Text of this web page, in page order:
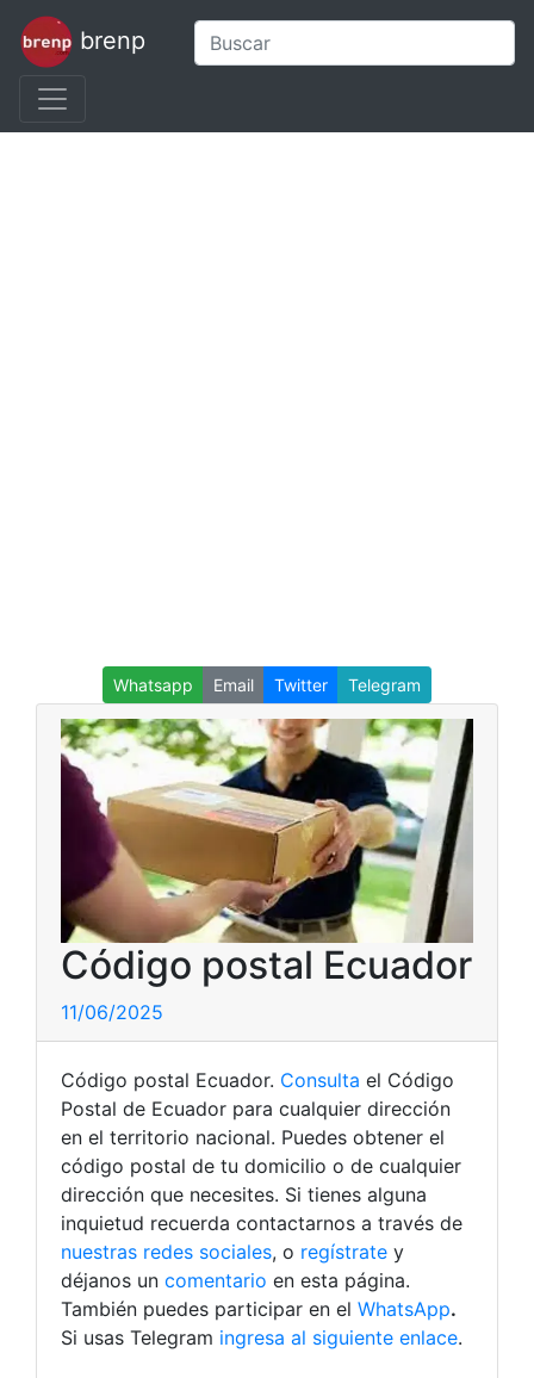
brenp
Whatsapp Email Twitter Telegram
Código postal Ecuador
11/06/2025
Código postal Ecuador. Consulta el Código
Postal de Ecuador para cualquier dirección
en el territorio nacional. Puedes obtener el
código postal de tu domicilio o de cualquier
dirección que necesites. Si tienes alguna
inquietud recuerda contactarnos a través de
nuestras redes sociales, o regístrate y
déjanos un comentario en esta página.
También puedes participar en el WhatsApp.
Si usas Telegram ingresa al siguiente enlace.